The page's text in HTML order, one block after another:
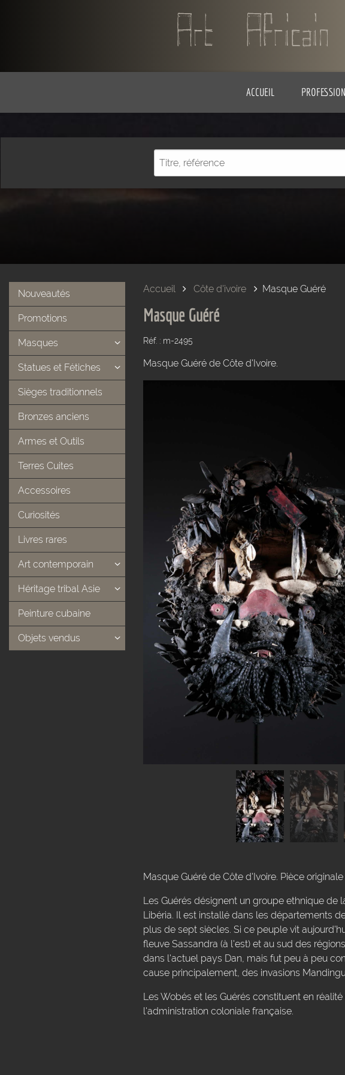
ACCUEIL
Nouveautés
Promotions
Masques
Statues et Fétiches
Sièges traditionnels
Bronzes anciens
Armes et Outils
Terres Cuites
Accessoires
Curiosités
Livres rares
Art contemporain
Héritage tribal Asie
Peinture cubaine
Objets vendus
Accueil Côte d'ivoire Masque Guéré
Masque Guéré
Réf. : m-2495
Masque Guéré de Côte d'Ivoire.
Masque Guéré de Côte d'Ivoire. Pièce
Les Guérés désignent un groupe ethnique de
Libéria. Il est installé dans les départements
plus de sept siècles. Si ce peuple vit
fleuve Sassandra (à l'est) et au sud des
dans l'actuel pays Dan, mais fut peu à peu
cause principalement, des invasions
Les Wobés et les Guérés constituent en
l'administration coloniale française.